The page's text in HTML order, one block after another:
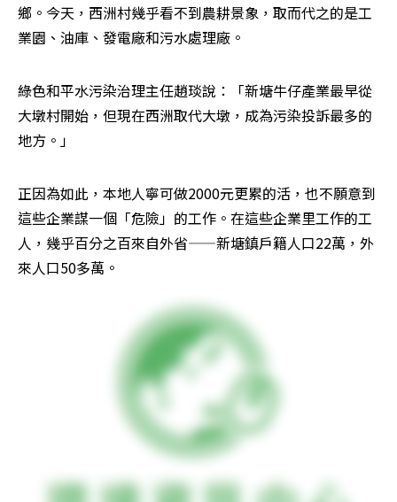
鄉。今天，西洲村幾乎看不到農耕景象，取而代之的是工
業園、油庫、發電廠和污水處理廠。
綠色和平水污染治理主任趙琰說：「新塘牛仔產業最早從
大墩村開始，但現在西洲取代大墩，成為污染投訴最多的
地方。」
正因為如此，本地人寧可做2000元更累的活，也不願意到
這些企業謀一個「危險」的工作。在這些企業里工作的工
人，幾乎百分之百來自外省——新塘鎮戶籍人口22萬，外
來人口50多萬。